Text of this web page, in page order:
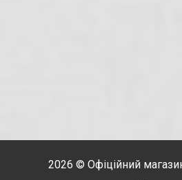
2026 © Офіційний